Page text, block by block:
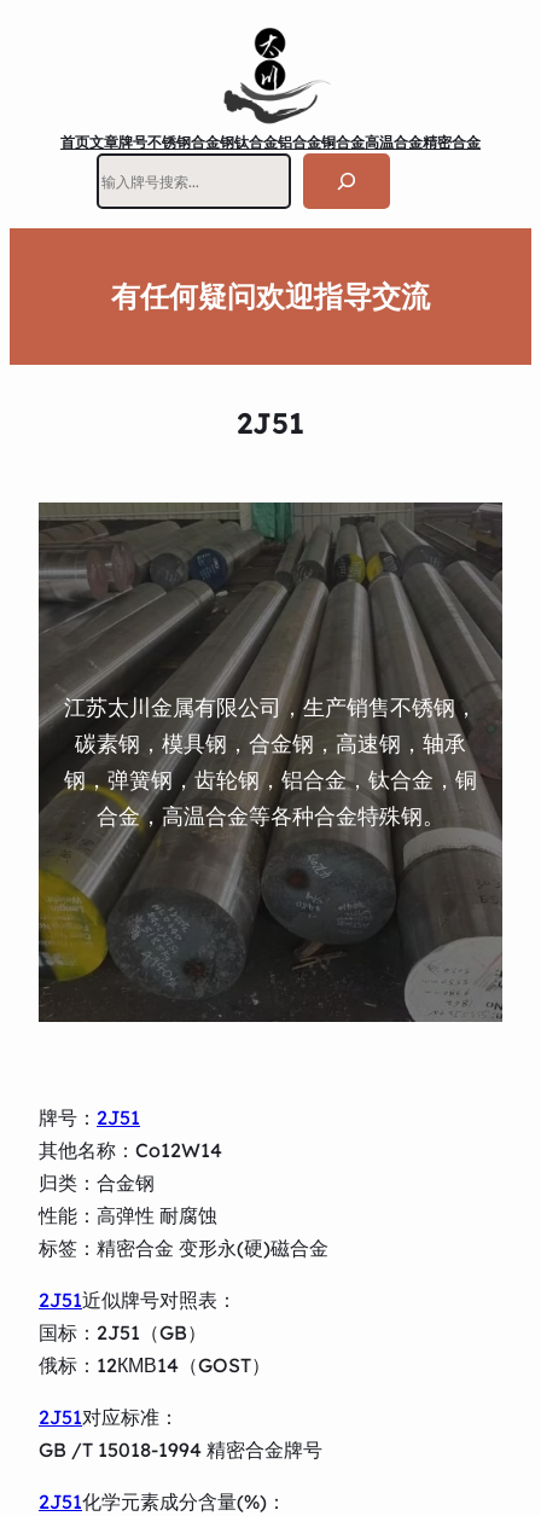
首页文章牌号不锈钢合金钢钛合金铝合金铜合金高温合金精密合金
有任何疑问欢迎指导交流
2J51
江苏太川金属有限公司，生产销售不锈钢，
碳素钢，模具钢，合金钢，高速钢，轴承
钢，弹簧钢，齿轮钢，铝合金，钛合金，铜
合金，高温合金等各种合金特殊钢。
牌号： 2J51
其他名称：Co12W14
归类：合金钢
性能：高弹性 耐腐蚀
标签：精密合金 变形永(硬)磁合金
2J51近似牌号对照表：
国标：2J51（GB）
俄标：12КМВ14（GOST）
2J51对应标准：
GB /T 15018-1994 精密合金牌号
2J51化学元素成分含量(%)：